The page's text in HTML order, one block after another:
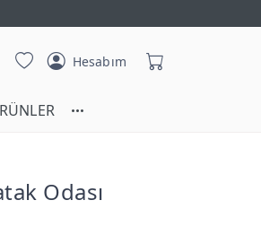
Hesabım
Odası